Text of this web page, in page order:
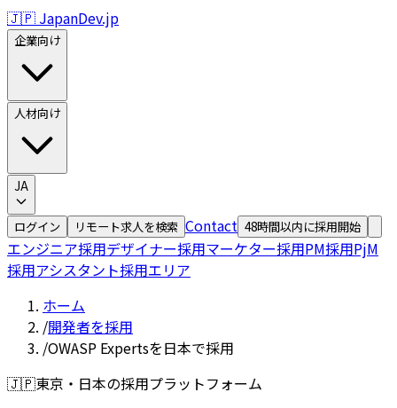
🇯🇵 JapanDev.jp
企業向け
人材向け
JA
ログイン リモート求人を検索 Contact 48時間以内に採用開始
エンジニア採用デザイナー採用マーケター採用PM採用PjM
採用アシスタント採用エリア
ホーム
/開発者を採用
/OWASP Expertsを日本で採用
🇯🇵東京・日本の採用プラットフォーム